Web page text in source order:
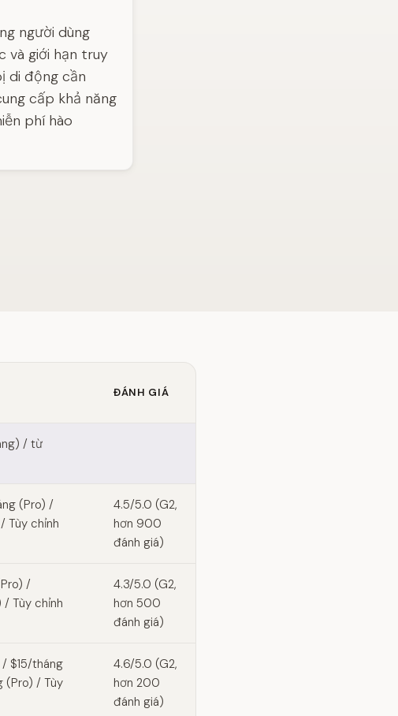
người dùng
và giới hạn truy
di động cần
cấp khả năng
phí hào
ĐÁNH GIÁ
/ từ
(Pro) /
Tùy chỉnh
4.5/5.0 (G2,
hơn 900
đánh giá)
/
Tùy chỉnh
4.3/5.0 (G2,
hơn 500
đánh giá)
$15/tháng
(Pro) / Tùy
4.6/5.0 (G2,
hơn 200
đánh giá)